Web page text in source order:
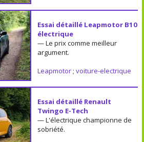
Essai détaillé Leapmotor B10
électrique
— Le prix comme meilleur
argument.
Leapmotor; voiture-electrique
Essai détaillé Renault
Twingo E-Tech
— L'électrique championne de
sobriété.